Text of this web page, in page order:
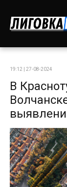
19:12 | 27-08-2024
В